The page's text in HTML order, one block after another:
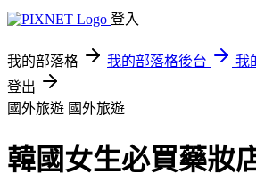
登入
我的部落格 我的部落格後台
我
登出
國外旅遊 國外旅遊
韓國女生必買藥妝